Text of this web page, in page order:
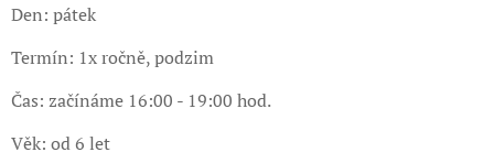
Den: pátek
Termín: 1x ročně, podzim
Čas: začínáme 16:00 - 19:00 hod.
Věk: od 6 let